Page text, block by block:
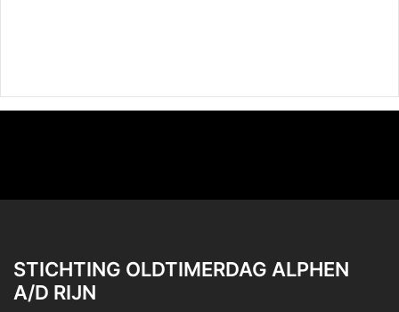
STICHTING OLDTIMERDAG ALPHEN
A/D RIJN